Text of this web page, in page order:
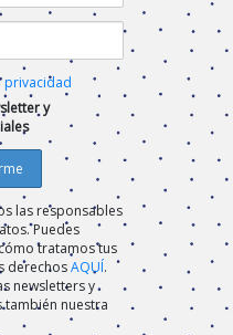
privacidad
y
las responsables
Puedes
tratamos tus
derechosAQUÍ.
newsletters y
también nuestra